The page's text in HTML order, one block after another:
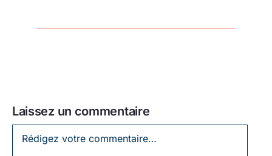
Laissez un commentaire
Laissez